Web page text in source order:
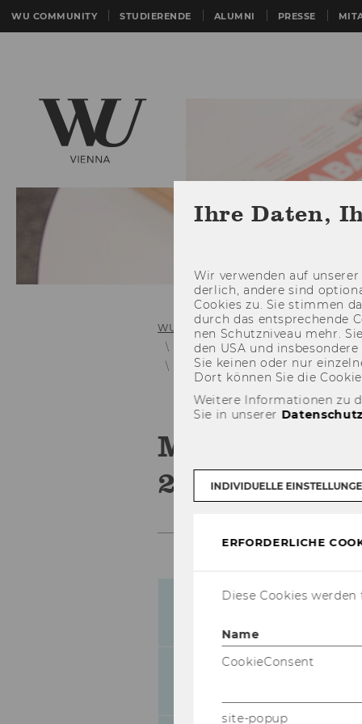
WU COMMUNITY STUDIERENDE ALUMNI PRESSE
WU (Wirtschaftsuniversität Wien)
Links zu älteren
Mitteilungsblatt vom 28. März
2012, 26.
Ihre Daten,
Wir ver­wen­den auf
der­lich, an­de­re sind
Coo­kies zu. Sie stim­men
durch das ent­spre­chen­de
nen Schutz­ni­veau mehr.
den USA und
Sie kei­nen oder nur
Dort kön­nen Sie die
Weitere Informationen zu
Sie in unserer
INDIVIDUELLE
ERFORDERLICHE
Diese Cookies
Name
CookieConsent
site-popup